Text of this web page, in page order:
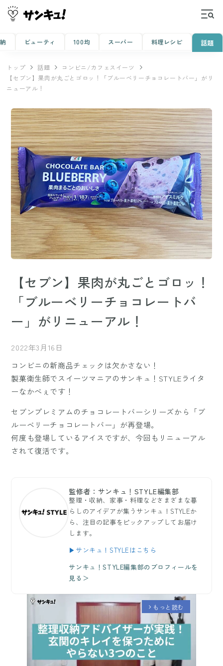
ビューティ 100均 スーパー 料理レシピ 話題
トップ 話題
コンビニ/カフェスイーツ
【セブン】果肉が丸ごとゴロッ！「ブルーベリーチョコレートバー」がリ
ニューアル！
【セブン】果肉が丸ごとゴロッ！
「ブルーベリーチョコレートバ
ー」がリニューアル！
2022年3月16日
コンビニの新商品チェックは欠かさない！
製菓衛生師でスイーツマニアのサンキュ！STYLEライタ
ーなかべぇです！
セブンプレミアムのチョコレートバーシリーズから「ブ
ルーベリーチョコレートバー」が再登場。
何度も登場しているアイスですが、今回もリニューアル
されて復活です。
監修者：サンキュ！STYLE編集部
整理・収納、家事・料理などさまざまな暮
らしのアイデアが集うサンキュ！STYLEか
ら、注目の記事をピックアップしてお届け
します。
▶サンキュ！STYLEはこちら
サンキュ！STYLE編集部のプロフィールを
見る＞
arrow_forward_ios もっと読む